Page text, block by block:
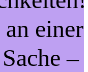
einer
–